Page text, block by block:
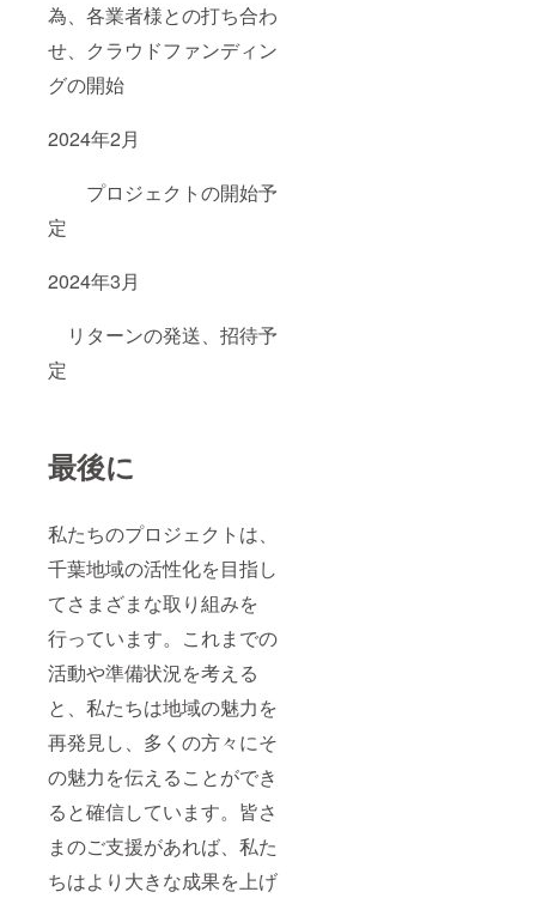
為、各業者様との打ち合わ
せ、クラウドファンディン
グの開始
2024年2月
プロジェクトの開始予
定
2024年3月
リターンの発送、招待予
定
最後に
私たちのプロジェクトは、
千葉地域の活性化を目指し
てさまざまな取り組みを
行っています。これまでの
活動や準備状況を考える
と、私たちは地域の魅力を
再発見し、多くの方々にそ
の魅力を伝えることができ
ると確信しています。皆さ
まのご支援があれば、私た
ちはより大きな成果を上げ